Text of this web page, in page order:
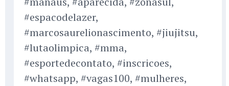
#espacodelazer,
#marcosaurelionascimento, #jiujitsu,
#lutaolimpica, #mma,
#esportedecontato, #inscricoes,
#whatsapp, #vagas100, #mulheres,